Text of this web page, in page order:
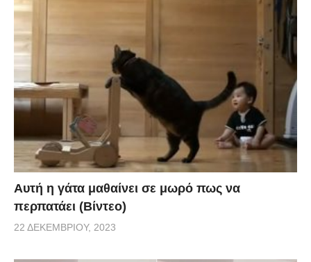
Αυτή η γάτα μαθαίνει σε μωρό πως να
περπατάει (Βίντεο)
22 ΔΕΚΕΜΒΡΊΟΥ, 2023